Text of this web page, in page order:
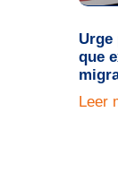
que
Leer